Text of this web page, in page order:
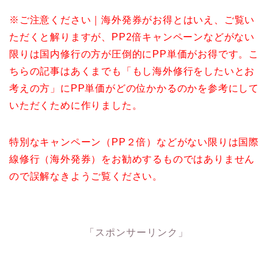
※ご注意ください｜海外発券がお得とはいえ、ご覧い
ただくと解りますが、PP2倍キャンペーンなどがない
限りは国内修行の方が圧倒的にPP単価がお得です。こ
ちらの記事はあくまでも「もし海外修行をしたいとお
考えの方」にPP単価がどの位かかるのかを参考にして
いただくために作りました。
特別なキャンペーン（PP２倍）などがない限りは国際
線修行（海外発券）をお勧めするものではありません
ので誤解なきようご覧ください。
「スポンサーリンク」